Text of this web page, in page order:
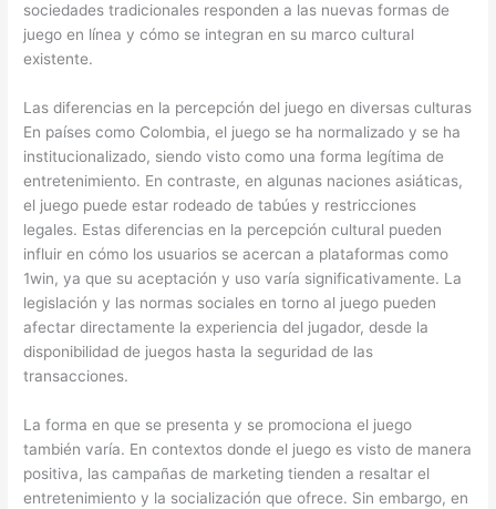
sociedades tradicionales responden a las nuevas formas de
juego en línea y cómo se integran en su marco cultural
existente.
Las diferencias en la percepción del juego en diversas culturas
En países como Colombia, el juego se ha normalizado y se ha
institucionalizado, siendo visto como una forma legítima de
entretenimiento. En contraste, en algunas naciones asiáticas,
el juego puede estar rodeado de tabúes y restricciones
legales. Estas diferencias en la percepción cultural pueden
influir en cómo los usuarios se acercan a plataformas como
1win, ya que su aceptación y uso varía significativamente. La
legislación y las normas sociales en torno al juego pueden
afectar directamente la experiencia del jugador, desde la
disponibilidad de juegos hasta la seguridad de las
transacciones.
La forma en que se presenta y se promociona el juego
también varía. En contextos donde el juego es visto de manera
positiva, las campañas de marketing tienden a resaltar el
entretenimiento y la socialización que ofrece. Sin embargo, en